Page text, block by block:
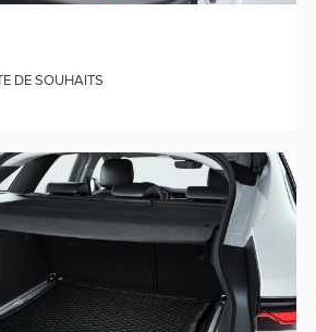
DE SOUHAITS